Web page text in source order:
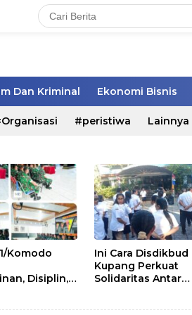
Dan Kriminal Ekonomi Bisnis
#peristiwa Lainnya
Komodo
Disiplin,
Ini Cara Disdikbud
Kupang Perkuat
Solidaritas Antar